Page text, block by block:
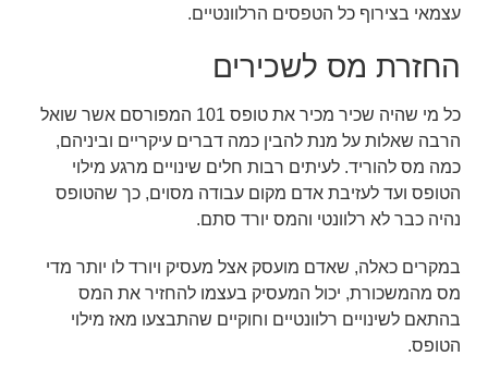
עצמאי בצירוף כל הטפסים הרלוונטיים.
החזרת מס לשכירים
כל מי שהיה שכיר מכיר את טופס 101 המפורסם אשר שואל
הרבה שאלות על מנת להבין כמה דברים עיקריים וביניהם,
כמה מס להוריד. לעיתים רבות חלים שינויים מרגע מילוי
הטופס ועד לעזיבת אדם מקום עבודה מסוים, כך שהטופס
נהיה כבר לא רלוונטי והמס יורד סתם.
במקרים כאלה, שאדם מועסק אצל מעסיק ויורד לו יותר מדי
מס מהמשכורת, יכול המעסיק בעצמו להחזיר את המס
בהתאם לשינויים רלוונטיים וחוקיים שהתבצעו מאז מילוי
הטופס.